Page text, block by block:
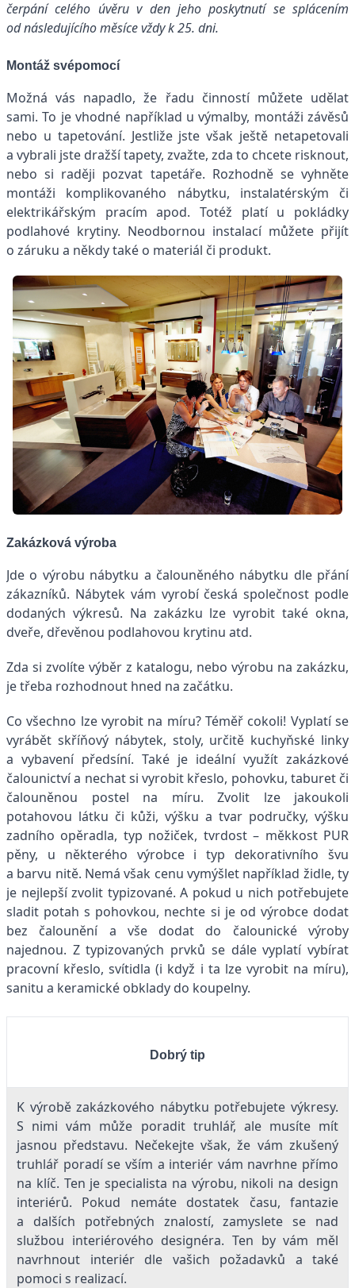
čerpání celého úvěru v den jeho poskytnutí se splácením
od následujícího měsíce vždy k 25. dni.
Montáž svépomocí
Možná vás napadlo, že řadu činností můžete udělat
sami. To je vhodné například u výmalby, montáži závěsů
nebo u tapetování. Jestliže jste však ještě netapetovali
a vybrali jste dražší tapety, zvažte, zda to chcete risknout,
nebo si raději pozvat tapetáře. Rozhodně se vyhněte
montáži komplikovaného nábytku, instalatérským či
elektrikářským pracím apod. Totéž platí u pokládky
podlahové krytiny. Neodbornou instalací můžete přijít
o záruku a někdy také o materiál či produkt.
Zakázková výroba
Jde o výrobu nábytku a čalouněného nábytku dle přání
zákazníků. Nábytek vám vyrobí česká společnost podle
dodaných výkresů. Na zakázku lze vyrobit také okna,
dveře, dřevěnou podlahovou krytinu atd.
Zda si zvolíte výběr z katalogu, nebo výrobu na zakázku,
je třeba rozhodnout hned na začátku.
Co všechno lze vyrobit na míru? Téměř cokoli! Vyplatí se
vyrábět skříňový nábytek, stoly, určitě kuchyňské linky
a vybavení předsíní. Také je ideální využít zakázkové
čalounictví a nechat si vyrobit křeslo, pohovku, taburet či
čalouněnou postel na míru. Zvolit lze jakoukoli
potahovou látku či kůži, výšku a tvar područky, výšku
zadního opěradla, typ nožiček, tvrdost – měkkost PUR
pěny, u některého výrobce i typ dekorativního švu
a barvu nitě. Nemá však cenu vymýšlet například židle, ty
je nejlepší zvolit typizované. A pokud u nich potřebujete
sladit potah s pohovkou, nechte si je od výrobce dodat
bez čalounění a vše dodat do čalounické výroby
najednou. Z typizovaných prvků se dále vyplatí vybírat
pracovní křeslo, svítidla (i když i ta lze vyrobit na míru),
sanitu a keramické obklady do koupelny.
Dobrý tip
K výrobě zakázkového nábytku potřebujete výkresy.
S nimi vám může poradit truhlář, ale musíte mít
jasnou představu. Nečekejte však, že vám zkušený
truhlář poradí se vším a interiér vám navrhne přímo
na klíč. Ten je specialista na výrobu, nikoli na design
interiérů. Pokud nemáte dostatek času, fantazie
a dalších potřebných znalostí, zamyslete se nad
službou interiérového designéra. Ten by vám měl
navrhnout interiér dle vašich požadavků a také
pomoci s realizací.